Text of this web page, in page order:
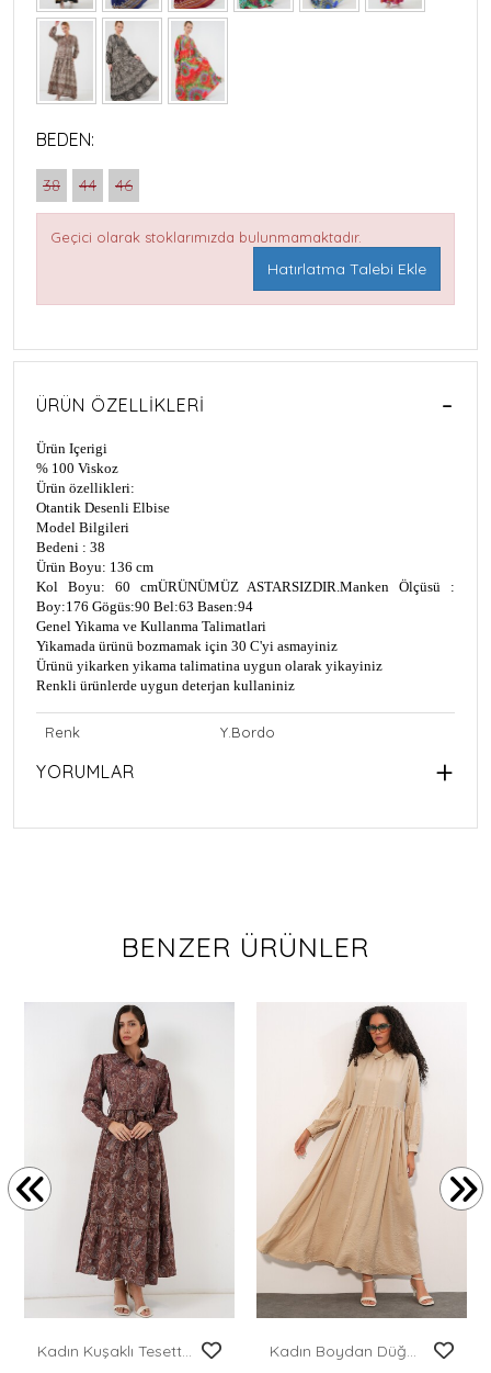
BEDEN:
38 44 46
Geçici olarak stoklarımızda bulunmamaktadır.
Hatırlatma Talebi Ekle
ÜRÜN ÖZELLIKLERI
Ürün Içerigi
% 100 Viskoz
Ürün özellikleri:
Otantik Desenli Elbise
Model Bilgileri
Bedeni : 38
Ürün Boyu: 136 cm
Kol Boyu: 60 cmÜRÜNÜMÜZ ASTARSIZDIR.Manken Ölçüsü :
Boy:176 Gögüs:90 Bel:63 Basen:94
Genel Yikama ve Kullanma Talimatlari
Yikamada ürünü bozmamak için 30 C'yi asmayiniz
Ürünü yikarken yikama talimatina uygun olarak yikayiniz
Renkli ürünlerde uygun deterjan kullaniniz
Renk Y.Bordo
YORUMLAR
BENZER ÜRÜNLER
Kadın Kuşaklı Tesettür Elbise 2589 - Kahverengi Kadın Boydan Düğmeli Uzun Tesettür Elbise 2591 - Bej